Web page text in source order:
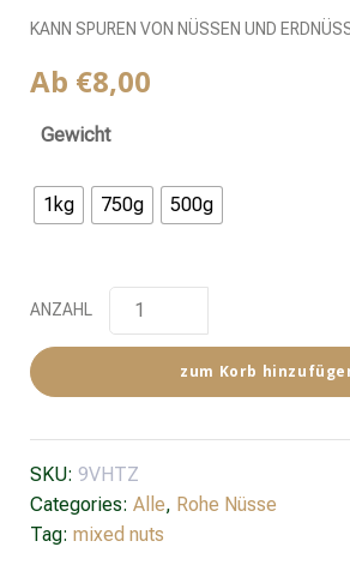
KANN SPUREN VON NÜSSEN UND
Ab €8,00
Gewicht
1kg 750g 500g
ANZAHL
zum Korb
SKU: 9VHTZ
Categories: Alle, Rohe Nüsse
Tag: mixed nuts